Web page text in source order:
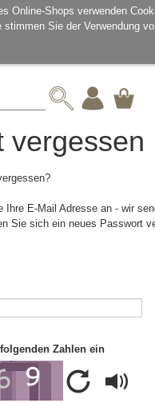
Online-Shops verwenden
stimmen Sie der Verwendung
vergessen
Ihre E-Mail Adresse an - wir
Sie sich ein neues Passwort
Zahlen ein